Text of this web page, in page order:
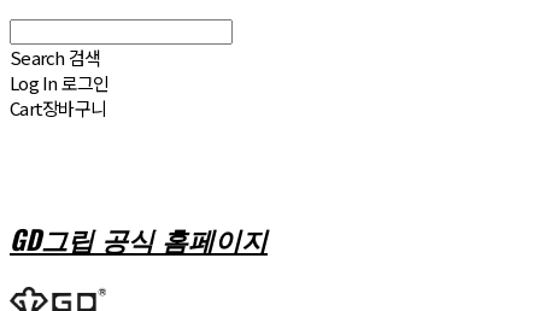
Search 검색
Log In로그인
Cart장바구니
GD그립 공식 홈페이지